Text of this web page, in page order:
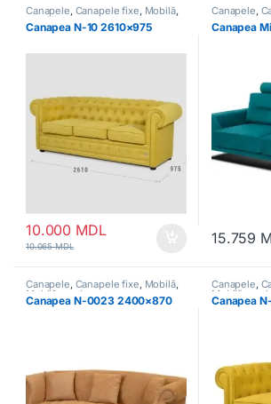
Canapele, Canapele fixe, Mobilă,
Mobilă moale
Canapea N-10 2610×975
10.000 MDL
10.065MDL
Canapele,
Mobilă moale
Canapea
15.759
Canapele, Canapele fixe, Mobilă,
Mobilă moale
Canapea N-0023 2400×870
Canapele,
Mobilă
Canapea